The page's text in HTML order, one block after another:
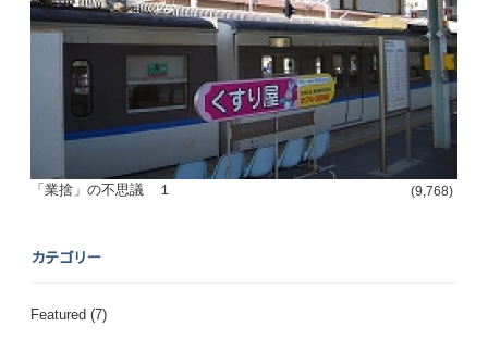
「業捨」の不思議 １ (9,768)
カテゴリー
Featured (7)